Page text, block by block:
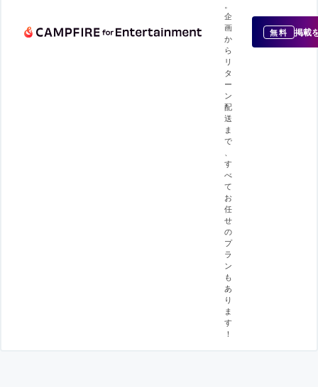
企
画
か
ら
リ
タ
ー
ン
配
送
ま
で
す
べ
て
お
任
せ
の
プ
ラ
ン
も
あ
り
ま
す
！
無料 掲載